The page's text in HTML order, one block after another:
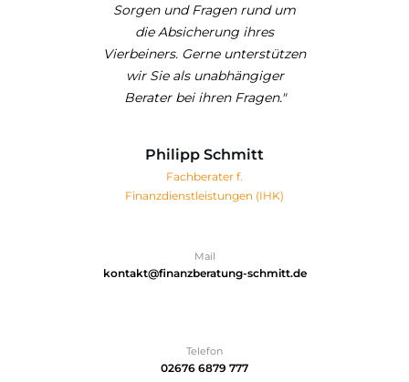
Sorgen und Fragen rund um
die Absicherung ihres
Vierbeiners. Gerne unterstützen
wir Sie als unabhängiger
Berater bei ihren Fragen."
Philipp Schmitt
Fachberater f.
Finanzdienstleistungen (IHK)
Mail
kontakt@finanzberatung-schmitt.de
Telefon
02676 6879 777